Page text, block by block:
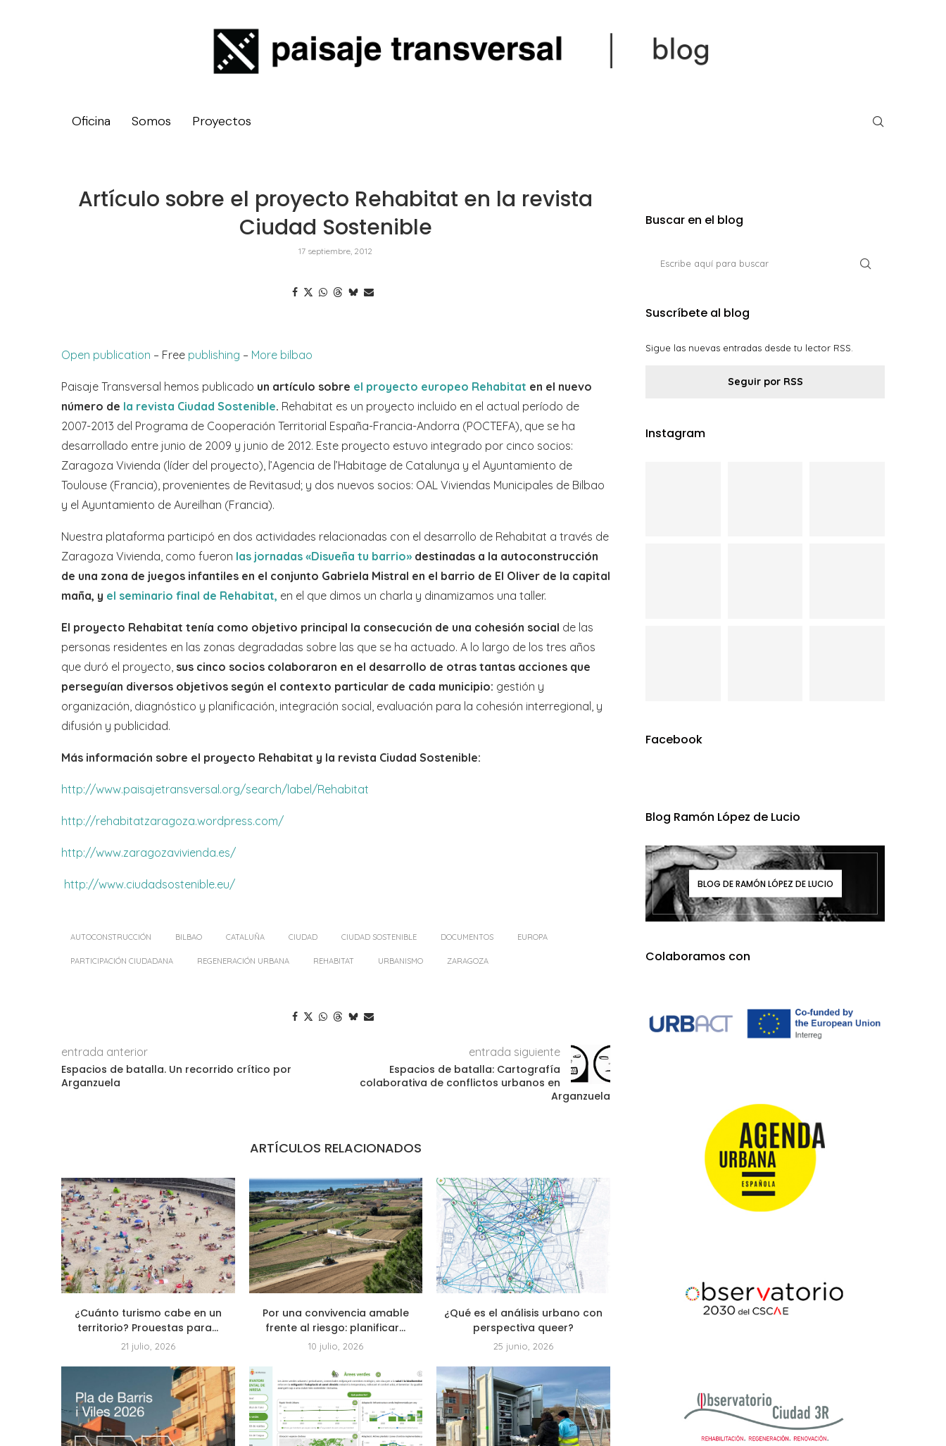
Oficina Somos Proyectos
Artículo sobre el proyecto Rehabitat en la revista
Ciudad Sostenible
17 septiembre, 2012
Open publication – Free publishing – More bilbao
Paisaje Transversal hemos publicado un artículo sobre el proyecto europeo Rehabitat en el nuevo
número de la revista Ciudad Sostenible. Rehabitat es un proyecto incluido en el actual período de
2007-2013 del Programa de Cooperación Territorial España-Francia-Andorra (POCTEFA), que se ha
desarrollado entre junio de 2009 y junio de 2012. Este proyecto estuvo integrado por cinco socios:
Zaragoza Vivienda (líder del proyecto), l’Agencia de l’Habitage de Catalunya y el Ayuntamiento de
Toulouse (Francia), provenientes de Revitasud; y dos nuevos socios: OAL Viviendas Municipales de Bilbao
y el Ayuntamiento de Aureilhan (Francia).
Nuestra plataforma participó en dos actividades relacionadas con el desarrollo de Rehabitat a través de
Zaragoza Vivienda, como fueron las jornadas «Disueña tu barrio» destinadas a la autoconstrucción
de una zona de juegos infantiles en el conjunto Gabriela Mistral en el barrio de El Oliver de la capital
maña, y el seminario final de Rehabitat, en el que dimos un charla y dinamizamos una taller.
El proyecto Rehabitat tenía como objetivo principal la consecución de una cohesión social de las
personas residentes en las zonas degradadas sobre las que se ha actuado. A lo largo de los tres años
que duró el proyecto, sus cinco socios colaboraron en el desarrollo de otras tantas acciones que
perseguían diversos objetivos según el contexto particular de cada municipio: gestión y
organización, diagnóstico y planificación, integración social, evaluación para la cohesión interregional, y
difusión y publicidad.
Más información sobre el proyecto Rehabitat y la revista Ciudad Sostenible:
http://www.paisajetransversal.org/search/label/Rehabitat
http://rehabitatzaragoza.wordpress.com/
http://www.zaragozavivienda.es/
http://www.ciudadsostenible.eu/
AUTOCONSTRUCCIÓN BILBAO CATALUÑA CIUDAD CIUDAD SOSTENIBLE DOCUMENTOS EUROPA
PARTICIPACIÓN CIUDADANA REGENERACIÓN URBANA REHABITAT URBANISMO ZARAGOZA
entrada anterior
Espacios de batalla. Un recorrido crítico por
Arganzuela
entrada siguiente
Espacios de batalla: Cartografía
colaborativa de conflictos urbanos en
Arganzuela
ARTÍCULOS RELACIONADOS
¿Cuánto turismo cabe en un
territorio? Prouestas para...
21 julio, 2026
Por una convivencia amable
frente al riesgo: planificar...
10 julio, 2026
¿Qué es el análisis urbano con
perspectiva queer?
25 junio, 2026
Buscar en el blog
Suscríbete al blog
Sigue las nuevas entradas desde tu lector RSS.
Seguir por RSS
Instagram
Facebook
Blog Ramón López de Lucio
BLOG DE RAMÓN LÓPEZ DE LUCIO
Colaboramos con